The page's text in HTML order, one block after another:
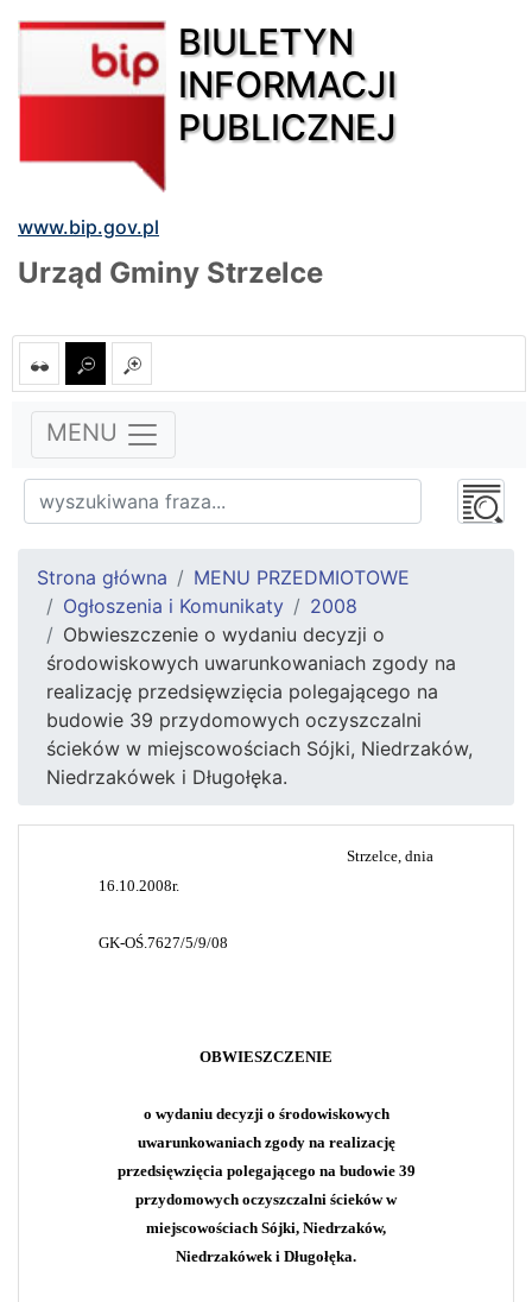
BIULETYN
INFORMACJI
PUBLICZNEJ
www.bip.gov.pl
Urząd Gminy Strzelce
MENU
Strona główna
MENU PRZEDMIOTOWE
Ogłoszenia i Komunikaty
2008
Obwieszczenie o wydaniu decyzji o
środowiskowych uwarunkowaniach zgody na
realizację przedsięwzięcia polegającego na
budowie 39 przydomowych oczyszczalni
ścieków w miejscowościach Sójki, Niedrzaków,
Niedrzakówek i Długołęka.
Strzelce, dnia
16.10.2008r.
GK-OŚ.7627/5/9/08
OBWIESZCZENIE
o wydaniu decyzji o środowiskowych
uwarunkowaniach zgody na realizację
przedsięwzięcia polegającego na budowie 39
przydomowych oczyszczalni ścieków w
miejscowościach Sójki, Niedrzaków,
Niedrzakówek i Długołęka.